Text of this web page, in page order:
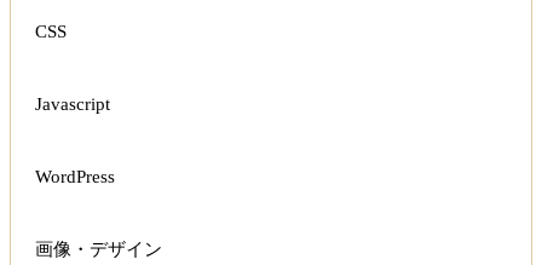
CSS
Javascript
WordPress
画像・デザイン